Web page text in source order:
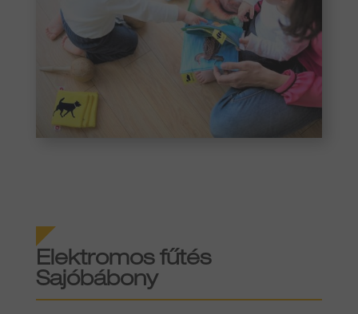
Elektromos fűtés
Sajóbábony